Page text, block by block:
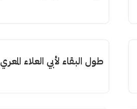
طول البقاء لأبي العلاء المعري